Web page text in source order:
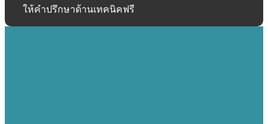
ให้คำปรึกษาด้านเทคนิคฟรี